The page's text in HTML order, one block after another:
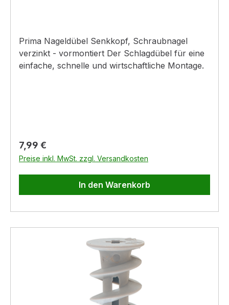
Prima Nageldübel Senkkopf, Schraubnagel
verzinkt - vormontiert Der Schlagdübel für eine
einfache, schnelle und wirtschaftliche Montage.
Regulärer Preis:
7,99 €
Preise inkl. MwSt. zzgl. Versandkosten
In den Warenkorb